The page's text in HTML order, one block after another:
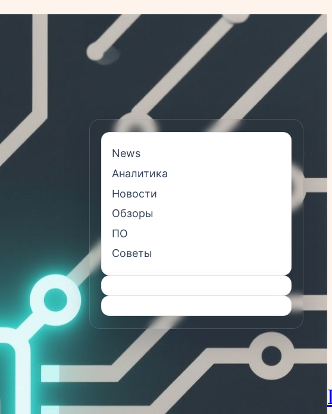
News
Аналитика
Новости
Обзоры
ПО
Советы